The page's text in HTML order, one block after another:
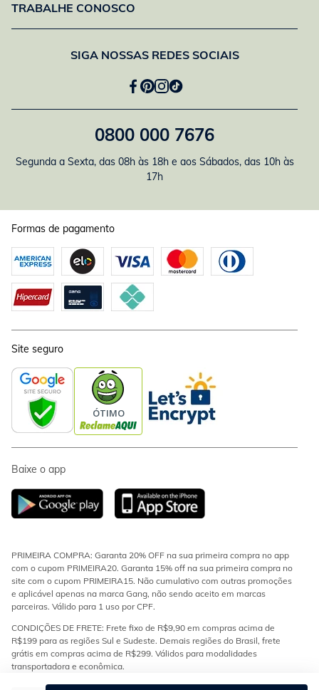
TRABALHE CONOSCO
SIGA NOSSAS REDES SOCIAIS
0800 000 7676
Segunda a Sexta, das 08h às 18h e aos Sábados, das 10h às
17h
Formas de pagamento
Site seguro
Baixe o app
PRIMEIRA COMPRA: Garanta 20% OFF na sua primeira compra no app
com o cupom PRIMEIRA20. Garanta 15% off na sua primeira compra no
site com o cupom PRIMEIRA15. Não cumulativo com outras promoções
e aplicável apenas na marca Gang, não sendo aceito em marcas
parceiras. Válido para 1 uso por CPF.
CONDIÇÕES DE FRETE: Frete fixo de R$9,90 em compras acima de
R$199 para as regiões Sul e Sudeste. Demais regiões do Brasil, frete
grátis em compras acima de R$299. Válidos para modalidades
transportadora e econômica.
ESTOQUE E ENTREGA: Os produtos da loja encontram-se em diferentes